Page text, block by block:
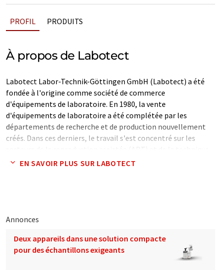
PROFIL PRODUITS
À propos de Labotect
Labotect Labor-Technik-Göttingen GmbH (Labotect) a été
fondée à l'origine comme société de commerce
d'équipements de laboratoire. En 1980, la vente
d'équipements de laboratoire a été complétée par les
départements de recherche et de production nouvellement
créés. Dans ces derniers, le travail s'est concentré sur les
d'incubation. Depuis sa création, Labotect est synonyme des
informatique sans intervention humaine. LUMITOS propose
ces traductions automatiques pour présenter un plus large
éventail de présentations d'entreprise. Comme cet article a été
EN SAVOIR PLUS SUR LABOTECT
Annonces
Deux appareils dans une solution compacte
pour des échantillons exigeants